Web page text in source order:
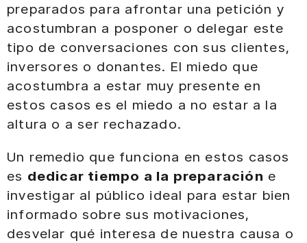
preparados para afrontar una petición y
acostumbran a posponer o delegar este
tipo de conversaciones con sus clientes,
inversores o donantes. El miedo que
acostumbra a estar muy presente en
estos casos es el miedo a no estar a la
altura o a ser rechazado.
Un remedio que funciona en estos casos
es dedicar tiempo a la preparación e
investigar al público ideal para estar bien
informado sobre sus motivaciones,
desvelar qué interesa de nuestra causa o